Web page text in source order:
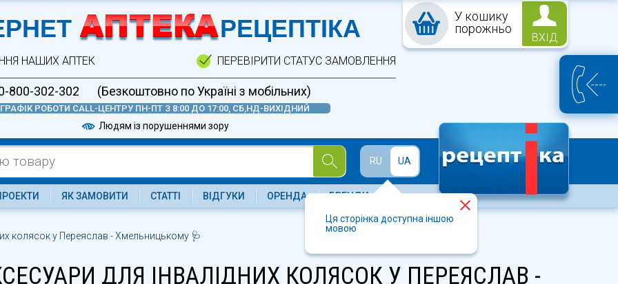
У кошику
порожньо
ВХІД
АПТЕКА
РЕЦЕПТІКА
НАШИХ АПТЕК ПЕРЕВІРИТИ СТАТУС ЗАМОВЛЕННЯ
800-302-302 (Безкоштовно по Україні з мобільних)
ГРАФІК РОБОТИ CALL-ЦЕНТРУ ПН-ПТ З 8:00 ДО 17:00, СБ,НД-ВИХІДНИЙ
Людям із порушеннями зору
RU UA
Ця сторінка доступна іншою
мовою
ЯК ЗАМОВИТИ СТАТТІ ВІДГУКИ ОРЕНДА БРЕНДИ
колясок у Переяслав - Хмельницькому 🩺
ДЛЯ ІНВАЛІДНИХ КОЛЯСОК У ПЕРЕЯСЛАВ -